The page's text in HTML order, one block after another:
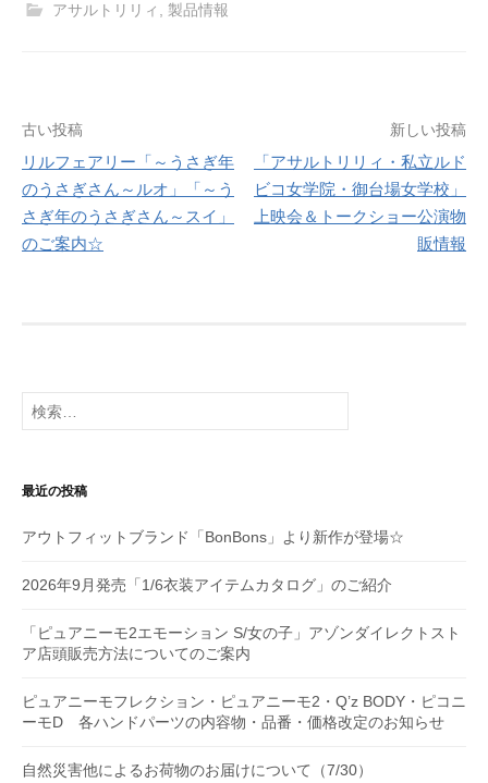
アサルトリリィ , 製品情報
投
稿
ナ
ビ
ョ
古い投稿
リルフェアリー「～うさぎ年
のうさぎさん～ルオ」「～う
さぎ年のうさぎさん～スイ」
のご案内☆
新しい投稿
「アサルトリリィ・私立ルド
ビコ女学院・御台場女学校」
上映会＆トークショー公演物
販情報
検
索:
最近の投稿
アウトフィットブランド「BonBons」より新作が登場☆
2026年9月発売「1/6衣装アイテムカタログ」のご紹介
「ピュアニーモ2エモーション S/女の子」アゾンダイレクトスト
ア店頭販売方法についてのご案内
ピュアニーモフレクション・ピュアニーモ2・Q’z BODY・ピコニ
ーモD 各ハンドパーツの内容物・品番・価格改定のお知らせ
自然災害他によるお荷物のお届けについて（7/30）